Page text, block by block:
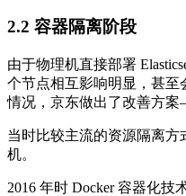
2.2 容器隔离阶段
由于物理机直接部署
个节点相互影响明显，甚至
情况，京东做出了改善方
当时比较主流的资源隔离方
机。
2016 年时 Docker 容器化